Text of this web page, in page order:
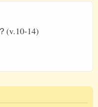
(v.10-14)